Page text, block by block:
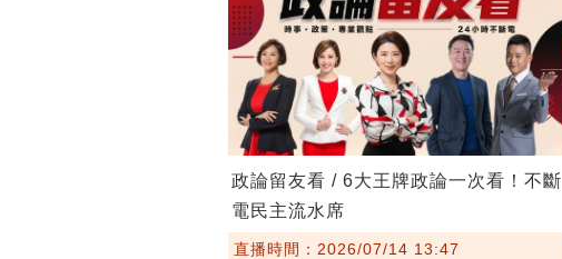
政論留友看 / 6大王牌政論一次看！不斷
電民主流水席
直播時間：2026/07/14 13:47